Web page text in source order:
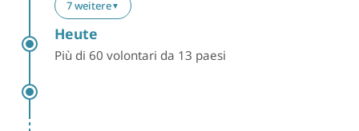
7 weitere▼
Heute
Più di 60 volontari da 13 paesi